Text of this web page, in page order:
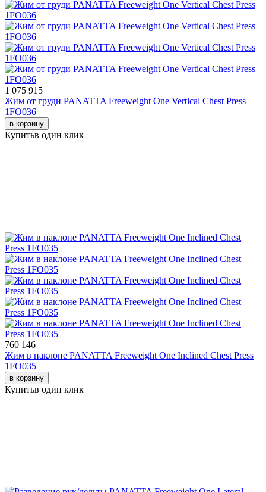
1 075 915
Жим от груди PANATTA Freeweight One Vertical Chest Press
1FO036
в корзину
Купитьв один клик
760 146
Жим в наклоне PANATTA Freeweight One Inclined Chest Press
1FO035
в корзину
Купитьв один клик